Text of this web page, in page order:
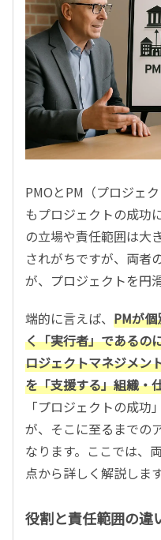
PMOとPM（プロジェ
もプロジェクトの成功
の立場や責任範囲は大
されがちですが、両者
が、プロジェクトを円
端的に言えば、 PMが
く「実行者」であるの
ロジェクトマネジメン
を「支援する」組織・
「プロジェクトの成
が、そこに至るまでの
なります。ここでは、
点から詳しく解説します
役割と責任範囲の違